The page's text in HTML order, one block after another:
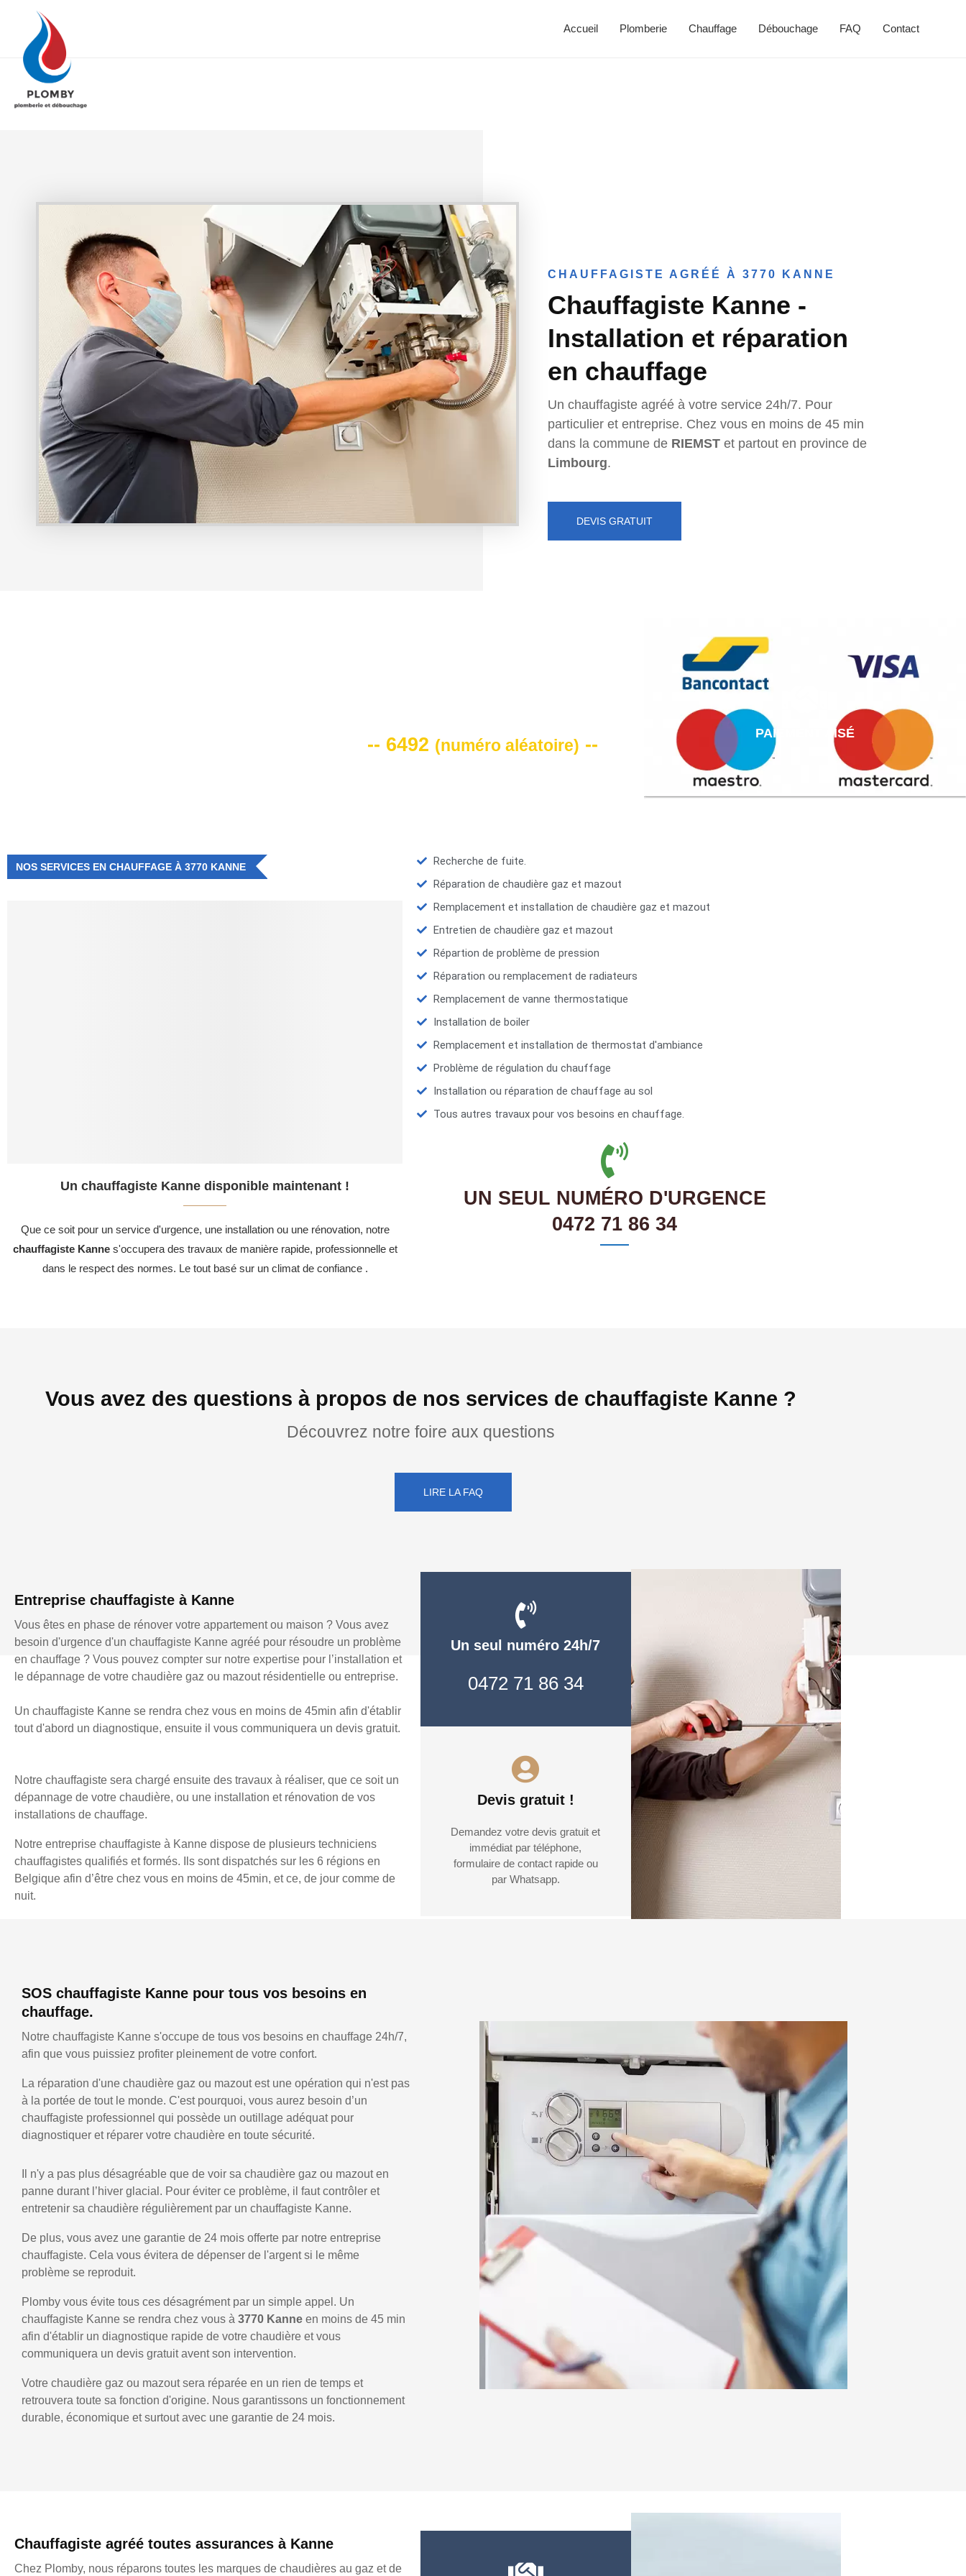
Accueil Plomberie Chauffage Débouchage FAQ Contact
CHAUFFAGISTE AGRÉÉ À 3770 KANNE
Chauffagiste Kanne -
Installation et réparation
en chauffage
Un chauffagiste agréé à votre service 24h/7. Pour
particulier et entreprise. Chez vous en moins de 45 min
dans la commune de RIEMST et partout en province de
Limbourg.
DEVIS GRATUIT
-- 6492 (numéro aléatoire) --
PAIEMENT AISÉ
NOS SERVICES EN CHAUFFAGE À 3770 KANNE
Un chauffagiste Kanne disponible maintenant !
Que ce soit pour un service d'urgence, une installation ou une rénovation, notre
chauffagiste Kannes'occupera des travaux de manière rapide, professionnelle et
dans le respect des normes. Le tout basé sur un climat de confiance .
Recherche de fuite.
Réparation de chaudière gaz et mazout
Remplacement et installation de chaudière gaz et mazout
Entretien de chaudière gaz et mazout
Répartion de problème de pression
Réparation ou remplacement de radiateurs
Remplacement de vanne thermostatique
Installation de boiler
Remplacement et installation de thermostat d'ambiance
Problème de régulation du chauffage
Installation ou réparation de chauffage au sol
Tous autres travaux pour vos besoins en chauffage.
UN SEUL NUMÉRO D'URGENCE
0472 71 86 34
Vous avez des questions à propos de nos services de chauffagiste Kanne ?
Découvrez notre foire aux questions
LIRE LA FAQ
Entreprise chauffagiste à Kanne
Vous êtes en phase de rénover votre appartement ou maison ? Vous avez
besoin d'urgence d'un chauffagiste Kanne agréé pour résoudre un problème
en chauffage ? Vous pouvez compter sur notre expertise pour l’installation et
le dépannage de votre chaudière gaz ou mazout résidentielle ou entreprise.
Un chauffagiste Kanne se rendra chez vous en moins de 45min afin d'établir
tout d'abord un diagnostique, ensuite il vous communiquera un devis gratuit.
Notre chauffagiste sera chargé ensuite des travaux à réaliser, que ce soit un
dépannage de votre chaudière, ou une installation et rénovation de vos
installations de chauffage.
Notre entreprise chauffagiste à Kanne dispose de plusieurs techniciens
chauffagistes qualifiés et formés. Ils sont dispatchés sur les 6 régions en
Belgique afin d’être chez vous en moins de 45min, et ce, de jour comme de
nuit.
Un seul numéro 24h/7
0472 71 86 34
Devis gratuit !
Demandez votre devis gratuit et
immédiat par téléphone,
formulaire de contact rapide ou
par Whatsapp.
SOS chauffagiste Kanne pour tous vos besoins en
chauffage.
Notre chauffagiste Kanne s'occupe de tous vos besoins en chauffage 24h/7,
afin que vous puissiez profiter pleinement de votre confort.
La réparation d'une chaudière gaz ou mazout est une opération qui n'est pas
à la portée de tout le monde. C'est pourquoi, vous aurez besoin d’un
chauffagiste professionnel qui possède un outillage adéquat pour
diagnostiquer et réparer votre chaudière en toute sécurité.
Il n'y a pas plus désagréable que de voir sa chaudière gaz ou mazout en
panne durant l’hiver glacial. Pour éviter ce problème, il faut contrôler et
entretenir sa chaudière régulièrement par un chauffagiste Kanne.
De plus, vous avez une garantie de 24 mois offerte par notre entreprise
chauffagiste. Cela vous évitera de dépenser de l'argent si le même
problème se reproduit.
Plomby vous évite tous ces désagrément par un simple appel. Un
chauffagiste Kanne se rendra chez vous à 3770 Kanne en moins de 45 min
afin d'établir un diagnostique rapide de votre chaudière et vous
communiquera un devis gratuit avent son intervention.
Votre chaudière gaz ou mazout sera réparée en un rien de temps et
retrouvera toute sa fonction d'origine. Nous garantissons un fonctionnement
durable, économique et surtout avec une garantie de 24 mois.
Chauffagiste agréé toutes assurances à Kanne
Chez Plomby, nous réparons toutes les marques de chaudières au gaz et de